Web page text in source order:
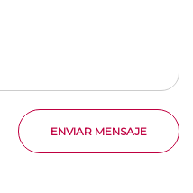
ENVIAR MENSAJE